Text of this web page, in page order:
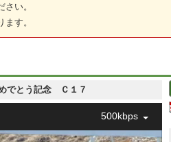
さい。
す。
めでとう記念 Ｃ１７
500kbps